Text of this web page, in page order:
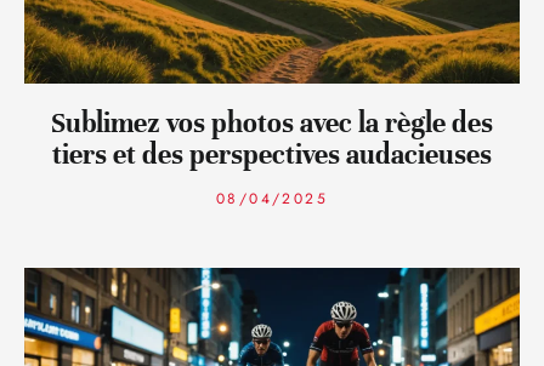
Sublimez vos photos avec la règle des
tiers et des perspectives audacieuses
08/04/2025